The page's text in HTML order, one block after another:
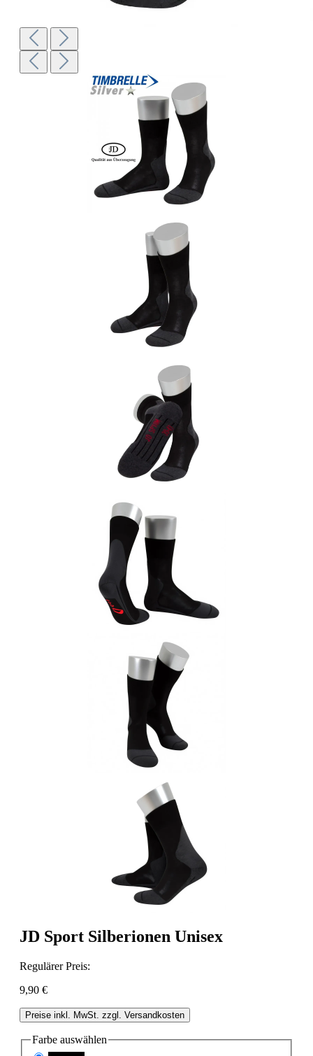
JD Sport Silberionen Unisex
Regulärer Preis:
9,90 €
Preise inkl. MwSt. zzgl. Versandkosten
Farbe auswählen